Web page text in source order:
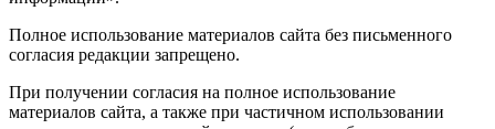
Полное использование материалов сайта без письменного
согласия редакции запрещено.
При получении согласия на полное использование
материалов сайта, а также при частичном использовании